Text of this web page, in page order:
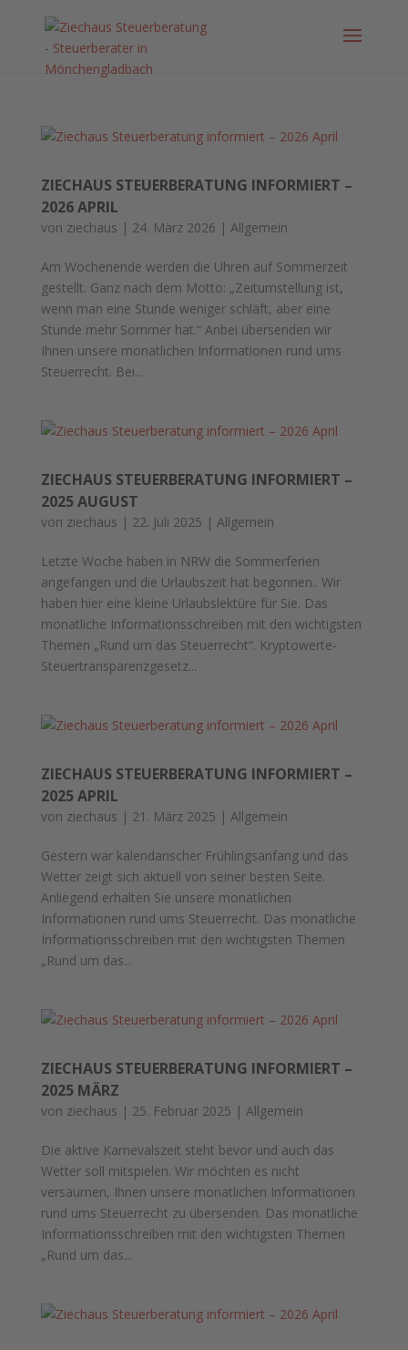
ZIECHAUS STEUERBERATUNG INFORMIERT –
2026 APRIL
von ziechaus | 24. März 2026 | Allgemein
Am Wochenende werden die Uhren auf Sommerzeit
gestellt. Ganz nach dem Motto: „Zeitumstellung ist,
wenn man eine Stunde weniger schläft, aber eine
Stunde mehr Sommer hat.“ Anbei übersenden wir
Ihnen unsere monatlichen Informationen rund ums
Steuerrecht. Bei...
ZIECHAUS STEUERBERATUNG INFORMIERT –
2025 AUGUST
von ziechaus | 22. Juli 2025 | Allgemein
Letzte Woche haben in NRW die Sommerferien
angefangen und die Urlaubszeit hat begonnen.. Wir
haben hier eine kleine Urlaubslektüre für Sie. Das
monatliche Informationsschreiben mit den wichtigsten
Themen „Rund um das Steuerrecht“. Kryptowerte-
Steuertransparenzgesetz...
ZIECHAUS STEUERBERATUNG INFORMIERT –
2025 APRIL
von ziechaus | 21. März 2025 | Allgemein
Gestern war kalendarischer Frühlingsanfang und das
Wetter zeigt sich aktuell von seiner besten Seite.
Anliegend erhalten Sie unsere monatlichen
Informationen rund ums Steuerrecht. Das monatliche
Informationsschreiben mit den wichtigsten Themen
„Rund um das...
ZIECHAUS STEUERBERATUNG INFORMIERT –
2025 MÄRZ
von ziechaus | 25. Februar 2025 | Allgemein
Die aktive Karnevalszeit steht bevor und auch das
Wetter soll mitspielen. Wir möchten es nicht
versäumen, Ihnen unsere monatlichen Informationen
rund ums Steuerrecht zu übersenden. Das monatliche
Informationsschreiben mit den wichtigsten Themen
„Rund um das...